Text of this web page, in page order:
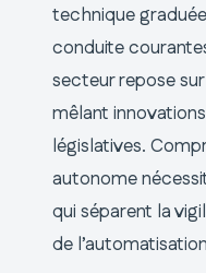
technique
conduite
secteur repose
mêlant
législatives.
autonome
qui séparent la
de